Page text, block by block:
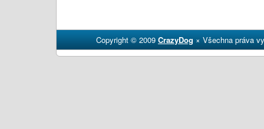
Copyright © 2009CrazyDog× Všechna práva